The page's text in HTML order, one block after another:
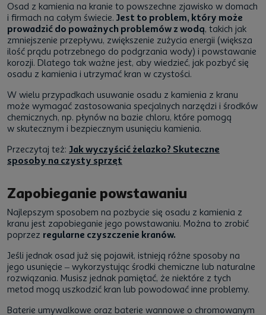
Osad z kamienia na kranie to powszechne zjawisko w domach
i firmach na całym świecie. Jest to problem, który może
prowadzić do poważnych problemów z wodą, takich jak
zmniejszenie przepływu, zwiększenie zużycia energii (większa
ilość prądu potrzebnego do podgrzania wody) i powstawanie
korozji. Dlatego tak ważne jest, aby wiedzieć, jak pozbyć się
osadu z kamienia i utrzymać kran w czystości.
W wielu przypadkach usuwanie osadu z kamienia z kranu
może wymagać zastosowania specjalnych narzędzi i środków
chemicznych, np. płynów na bazie chloru, które pomogą
w skutecznym i bezpiecznym usunięciu kamienia.
Przeczytaj też: Jak wyczyścić żelazko? Skuteczne
sposoby na czysty sprzęt
Zapobieganie powstawaniu
Najlepszym sposobem na pozbycie się osadu z kamienia z
kranu jest zapobieganie jego powstawaniu. Można to zrobić
poprzez regularne czyszczenie kranów.
Jeśli jednak osad już się pojawił, istnieją różne sposoby na
jego usunięcie – wykorzystując środki chemiczne lub naturalne
rozwiązania. Musisz jednak pamiętać, że niektóre z tych
metod mogą uszkodzić kran lub powodować inne problemy.
Baterie umywalkowe oraz baterie wannowe o chromowanym